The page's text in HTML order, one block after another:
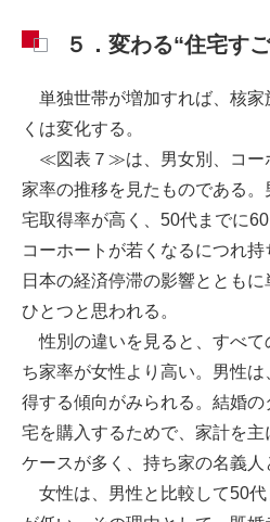
５．変わる“住宅す
単独世帯が増加すれば、核
くは変化する。
≪図表７≫は、男女別、コー
家率の推移を見たものである
宅取得率が高く、50代までに
コーホートが若くなるにつれ持
日本の経済停滞の影響ととも
ひとつと思われる。
性別の違いを見ると、すべ
ち家率が女性より高い。男性
得する傾向がみられる。結婚
宅を購入するためで、家計を
ケースが多く、持ち家の名義人
女性は、男性と比較して50